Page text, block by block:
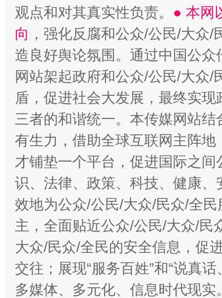
观点和对其真实性负责。 ● 本网
向 ，强化反腐和公众/公民/大众
造良好舆论氛围。通过中国公
网站架起政府和公众/公民/大众
盾，促进社会大发展，最终实
三者的和谐统一。本传媒网站
有生力，借助全球互联网主阵
才铺垫一个平台，促进国际之
识、法律、政策、科技、健康
效地为公众/公民/大众/民众/全
主，全面贴近公众/公民/大众/民
大众/民众/全民的安全信息，促
交往；展现“服务百姓”和“说真
多媒体、多元化、信息时代现实